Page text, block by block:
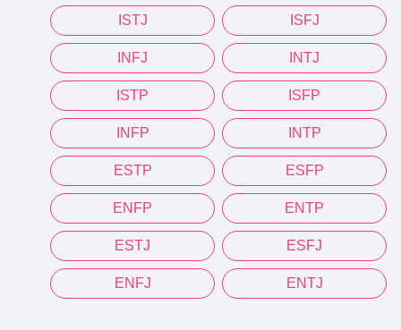
ISTJ ISFJ
INFJ INTJ
ISTP ISFP
INFP INTP
ESTP ESFP
ENFP ENTP
ESTJ ESFJ
ENFJ ENTJ